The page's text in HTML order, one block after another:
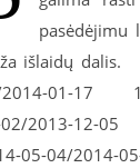
pasėdėjimu
išlaidų
2014-01-17
02/2013-12-05
05-04/